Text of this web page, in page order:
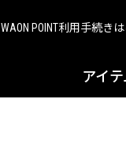
WAON POINT利用手続き
アイ